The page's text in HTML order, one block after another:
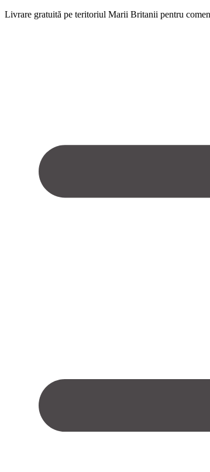
Livrare gratuită pe teritoriul Marii Britanii pentru